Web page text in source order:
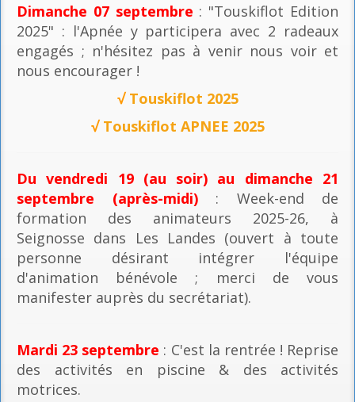
Dimanche 07 septembre : "Touskiflot Edition
2025" : l'Apnée y participera avec 2 radeaux
engagés ; n'hésitez pas à venir nous voir et
nous encourager !
√ Touskiflot 2025
√ Touskiflot APNEE 2025
Du vendredi 19 (au soir) au dimanche 21
septembre (après-midi): Week-end de
formation des animateurs 2025-26, à
Seignosse dans Les Landes (ouvert à toute
personne désirant intégrer l'équipe
d'animation bénévole ; merci de vous
manifester auprès du secrétariat).
Mardi 23 septembre : C'est la rentrée ! Reprise
des activités en piscine & des activités
motrices.